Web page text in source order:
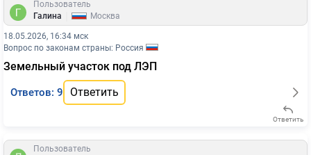
Пользователь
Галина
Москва
18.05.2026, 16:34 мск
Вопрос по законам страны: Россия
Земельный участок под ЛЭП
Ответов: 9 Ответить
Ответить
Пользователь